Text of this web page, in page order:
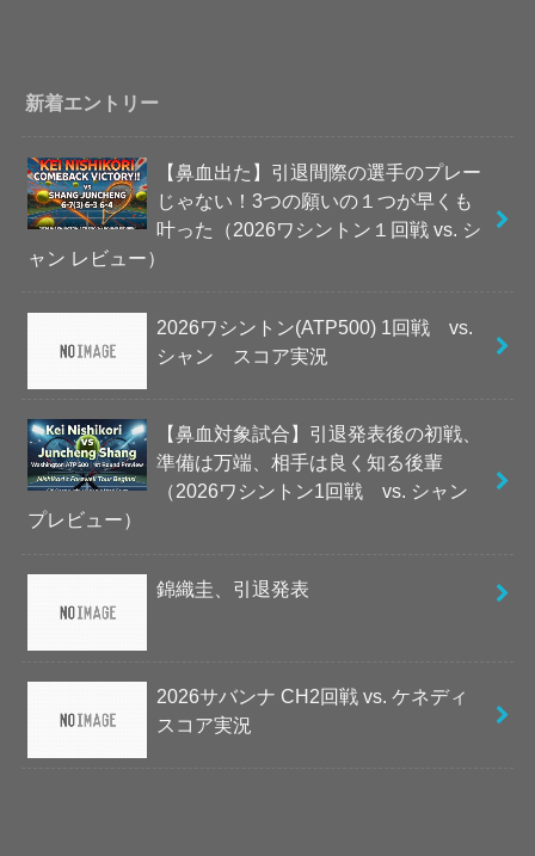
新着エントリー
【鼻血出た】引退間際の選手のプレー
じゃない！3つの願いの１つが早くも
叶った（2026ワシントン１回戦 vs. シ
ャン レビュー）
2026ワシントン(ATP500) 1回戦 vs.
シャン スコア実況
【鼻血対象試合】引退発表後の初戦、
準備は万端、相手は良く知る後輩
（2026ワシントン1回戦 vs. シャン
プレビュー）
錦織圭、引退発表
2026サバンナ CH2回戦 vs. ケネディ
スコア実況